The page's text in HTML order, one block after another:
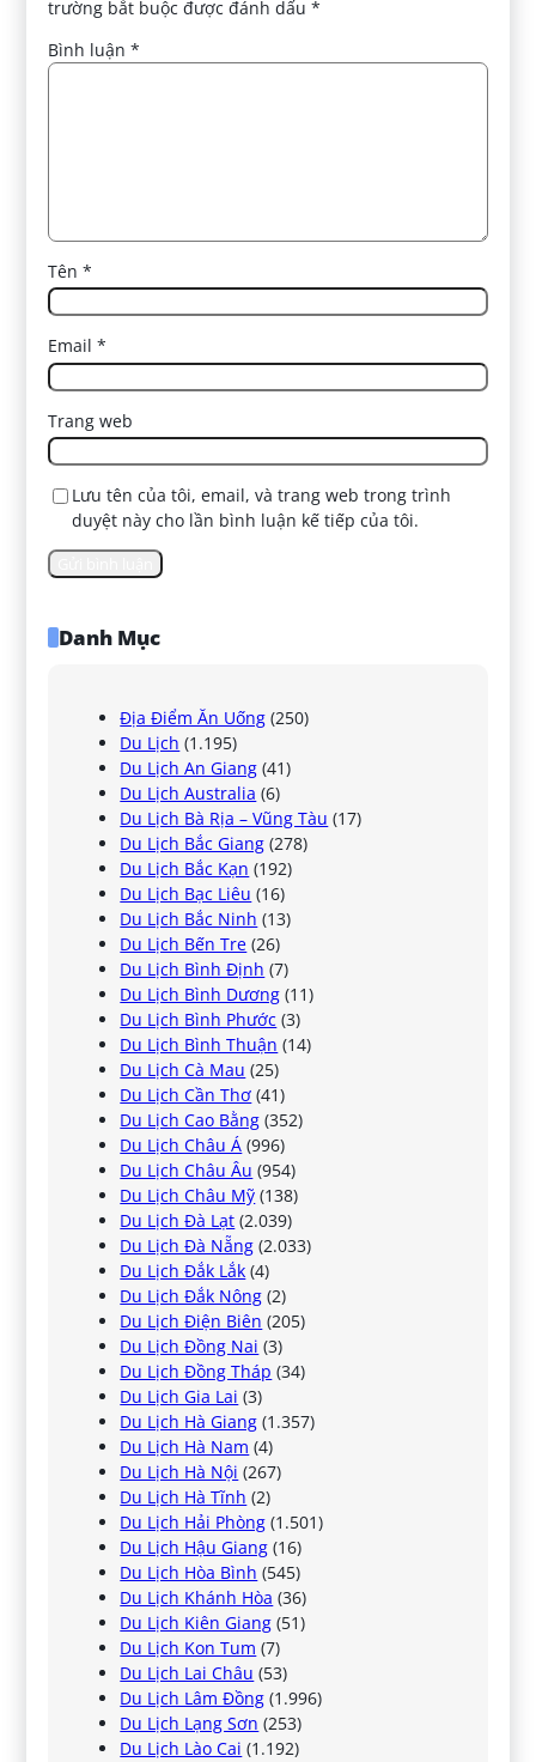
trường bắt buộc được đánh dấu*
Bình luận*
Tên*
Email*
Trang web
Lưu tên của tôi, email, và trang web trong trình
duyệt này cho lần bình luận kế tiếp của tôi.
Danh Mục
Địa Điểm Ăn Uống (250)
Du Lịch (1.195)
Du Lịch An Giang (41)
Du Lịch Australia (6)
Du Lịch Bà Rịa – Vũng Tàu (17)
Du Lịch Bắc Giang (278)
Du Lịch Bắc Kạn (192)
Du Lịch Bạc Liêu (16)
Du Lịch Bắc Ninh (13)
Du Lịch Bến Tre (26)
Du Lịch Bình Định (7)
Du Lịch Bình Dương (11)
Du Lịch Bình Phước (3)
Du Lịch Bình Thuận (14)
Du Lịch Cà Mau (25)
Du Lịch Cần Thơ (41)
Du Lịch Cao Bằng (352)
Du Lịch Châu Á (996)
Du Lịch Châu Âu (954)
Du Lịch Châu Mỹ (138)
Du Lịch Đà Lạt (2.039)
Du Lịch Đà Nẵng (2.033)
Du Lịch Đắk Lắk (4)
Du Lịch Đắk Nông (2)
Du Lịch Điện Biên (205)
Du Lịch Đồng Nai (3)
Du Lịch Đồng Tháp (34)
Du Lịch Gia Lai (3)
Du Lịch Hà Giang (1.357)
Du Lịch Hà Nam (4)
Du Lịch Hà Nội (267)
Du Lịch Hà Tĩnh (2)
Du Lịch Hải Phòng (1.501)
Du Lịch Hậu Giang (16)
Du Lịch Hòa Bình (545)
Du Lịch Khánh Hòa (36)
Du Lịch Kiên Giang (51)
Du Lịch Kon Tum (7)
Du Lịch Lai Châu (53)
Du Lịch Lâm Đồng (1.996)
Du Lịch Lạng Sơn (253)
Du Lịch Lào Cai (1.192)